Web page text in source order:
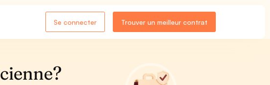
Se connecter Trouver un meilleur contrat